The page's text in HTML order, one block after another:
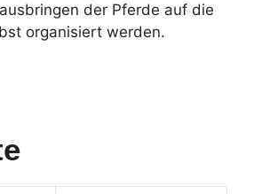
der Pferde auf die
organisiert werden.